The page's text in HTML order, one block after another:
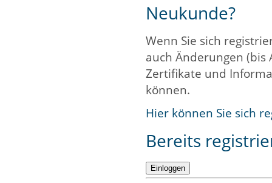
Neukunde?
Wenn Sie sich
auch Änderungen
Zertifikate und
können.
Hier können Sie sich
Bereits